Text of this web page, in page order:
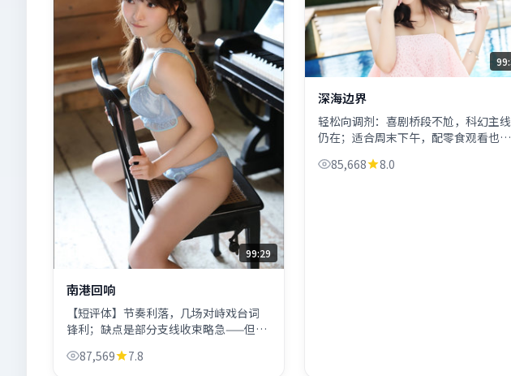
99:29
南港回响
【短评体】节奏利落，几场对峙戏台词
锋利；缺点是部分支线收束略急——但仍
选。87,569 7.8
深海边界
轻松向调剂：喜剧桥段不尬，科幻主线
仍在；适合周末下午，配零食观看也不
85,668 8.0